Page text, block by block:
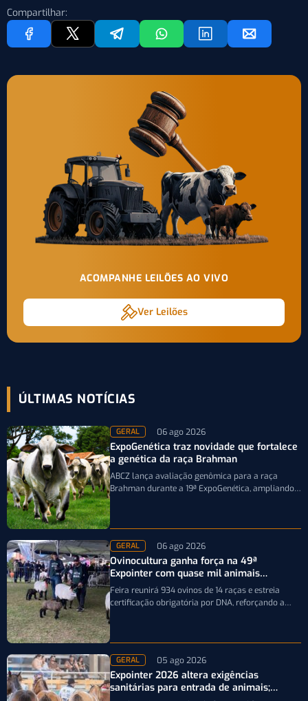
Compartilhar:
ACOMPANHE LEILÕES AO VIVO
Ver Leilões
ÚLTIMAS NOTÍCIAS
GERAL 06 ago 2026
ExpoGenética traz novidade que fortalece
a genética da raça Brahman
ABCZ lança avaliação genômica para a raça
Brahman durante a 19ª ExpoGenética, ampliando a
GERAL 06 ago 2026
Ovinocultura ganha força na 49ª
Expointer com quase mil animais
inscritos
Feira reunirá 934 ovinos de 14 raças e estreia
certificação obrigatória por DNA, reforçando a
GERAL 05 ago 2026
Expointer 2026 altera exigências
sanitárias para entrada de animais;